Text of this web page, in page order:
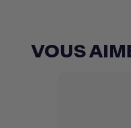
VOUS